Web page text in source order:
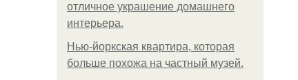
отличное украшение домашнего
интерьера.
Нью-йоркская квартира, которая
больше похожа на частный музей.